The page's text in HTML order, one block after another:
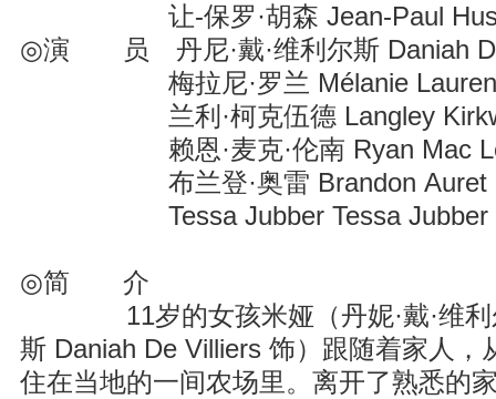
让-保罗·胡森 Jean-Paul
◎演 员 丹尼·戴·维利尔斯 Daniah
梅拉尼·罗兰 Mélanie
兰利·柯克伍德 Langley
赖恩·麦克·伦南 Ryan Mac
布兰登·奥雷 Brandon Auret
Tessa Jubber Tessa Jubber
◎简 介
11岁的女孩米娅（丹妮·戴·维利
斯 Daniah De Villiers 饰）跟随着家人，
住在当地的一间农场里。离开了熟悉的